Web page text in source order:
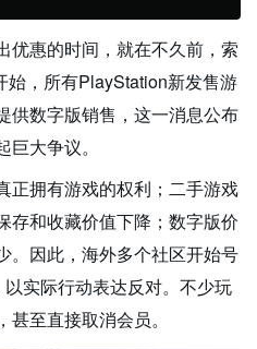
优惠的时间，就在不久前，索
始，所有PlayStation新发售游
供数字版销售，这一消息公布
大争议。
正拥有游戏的权利；二手游戏
存和收藏价值下降；数字版价
。因此，海外多个社区开始号
实际行动表达反对。不少玩
至直接取消会员。